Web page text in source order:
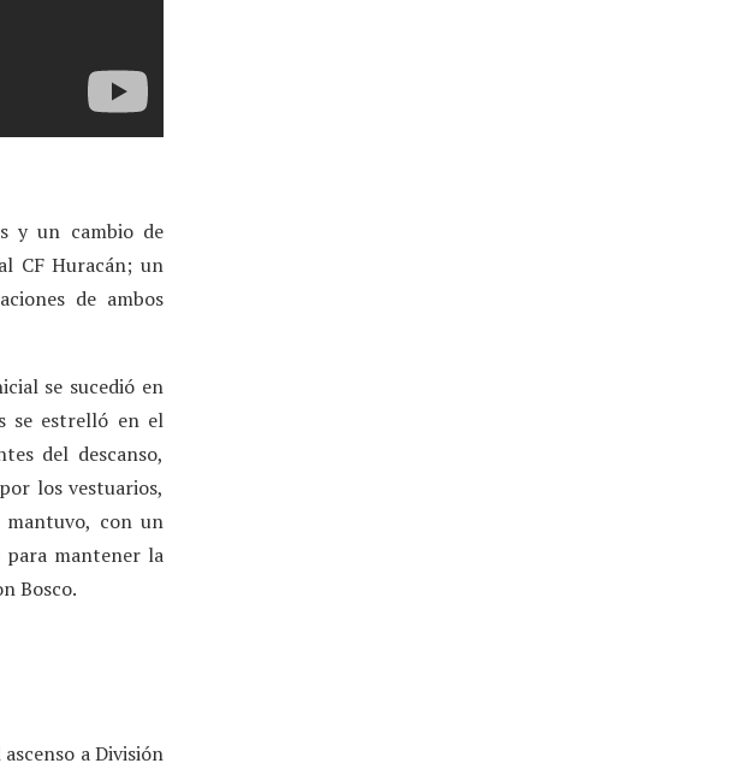
y un cambio de
CF Huracán; un
de ambos
se sucedió en
se estrelló en el
del descanso,
los vestuarios,
con un
mantener la
Bosco.
a División